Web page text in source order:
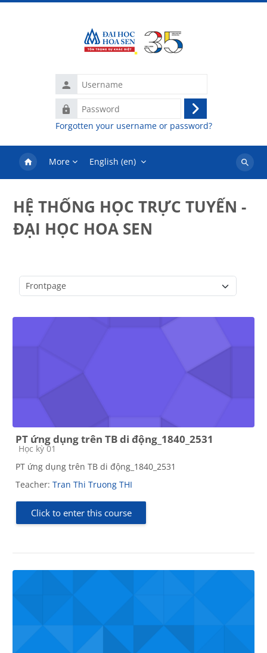
Username
Password
Log
in
Forgotten your username or password?
More English ‎(en)‎
Search
HỆ THỐNG HỌC TRỰC TUYẾN -
ĐẠI HỌC HOA SEN
PT ứng dụng trên TB di động_1840_2531
Course category
Học kỳ 01
PT ứng dụng trên TB di động_1840_2531
Teacher: Tran Thi Truong THI
Click to enter this course